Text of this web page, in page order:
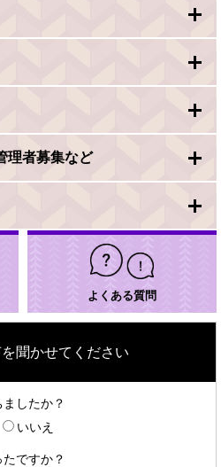
理者募集など
よくある質問
聞かせてください
したか？
いいえ
ですか？